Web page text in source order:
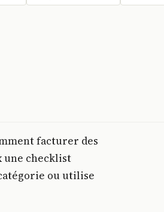
facturer des
une checklist
ou utilise